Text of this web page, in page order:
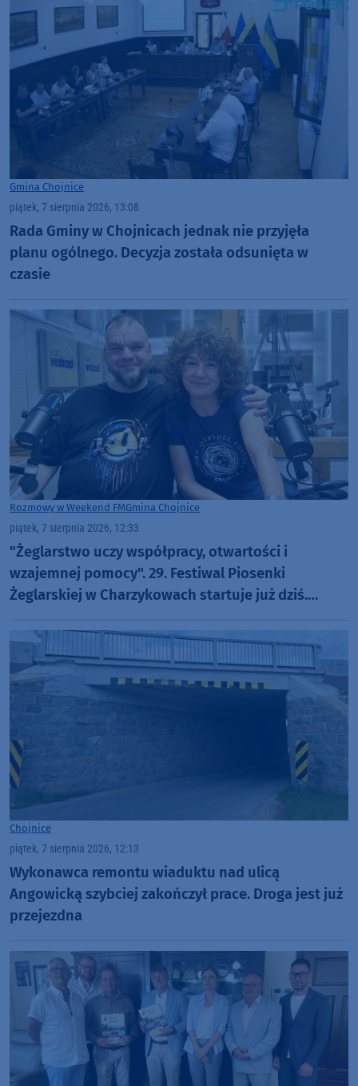
Gmina Chojnice
piątek, 7 sierpnia 2026, 13:08
Rada Gminy w Chojnicach jednak nie przyjęła
planu ogólnego. Decyzja została odsunięta w
czasie
Rozmowy w Weekend FMGmina Chojnice
piątek, 7 sierpnia 2026, 12:33
"Żeglarstwo uczy współpracy, otwartości i
wzajemnej pomocy". 29. Festiwal Piosenki
Żeglarskiej w Charzykowach startuje już dziś.
Chojnice
piątek, 7 sierpnia 2026, 12:13
Wykonawca remontu wiaduktu nad ulicą
Angowicką szybciej zakończył prace. Droga jest już
przejezdna